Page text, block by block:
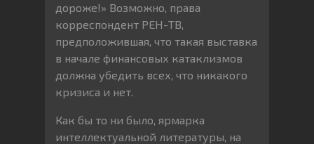
дороже!» Возможно, права
корреспондент РЕН-ТВ,
предположившая, что такая выставка
в начале финансовых катаклизмов
должна убедить всех, что никакого
кризиса и нет.
Как бы то ни было, ярмарка
интеллектуальной литературы, на